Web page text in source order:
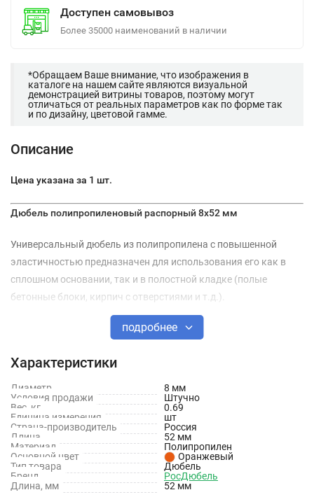
Доступен самовывоз
Более 35000 наименований в наличии
*Обращаем Ваше внимание, что изображения в
каталоге на нашем сайте являются визуальной
демонстрацией витрины товаров, поэтому могут
отличаться от реальных параметров как по форме так
и по дизайну, цветовой гамме.
Описание
Цена указана за 1 шт.
Дюбель полипропиленовый распорный 8х52 мм
Универсальный дюбель из полипропилена с повышенной
эластичностью предназначен для использования его как в
сплошном основании, так и в полостной кладке (полые
бетонные блоки, кирпич с отверстиями и т.д.).
В плотной кладке дюбель ведет себя как обычный
преимуществами.
При попадании в полость дюбель наворачивается на шуруп и
завязывается в плотный узел, который надёжно крепит шуруп
в стене.
Технические характеристики
Длина: 52 мм
подробнее
Характеристики
Диаметр
8 мм
Условия продажи
Штучно
Вес, кг
0.69
Единица измерения
шт
Страна-производитель
Россия
Длина
52 мм
Материал
Полипропилен
Основной цвет
Оранжевый
Тип товара
Дюбель
Бренд
РосДюбель
Длина, мм
52 мм